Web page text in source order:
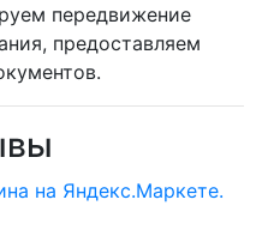
передвижение
предоставляем